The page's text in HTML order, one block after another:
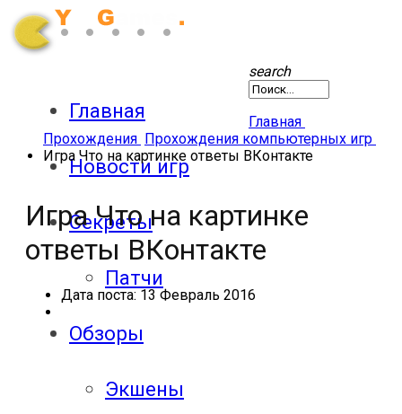
Главная
Новости игр
Секреты
Патчи
Обзоры
Экшены
search
Главная
Прохождения Прохождения компьютерных игр
Игра Что на картинке ответы ВКонтакте
Игра Что на картинке
ответы ВКонтакте
Дата поста: 13 Февраль 2016